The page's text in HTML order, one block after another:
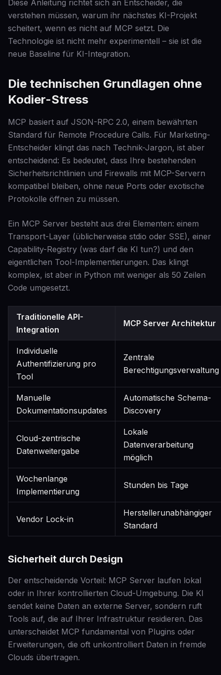
Diese Anleitung richtet sich an Entscheider, die
verstehen müssen, warum ihr nächstes KI-Projekt
scheitert, wenn es nicht auf MCP setzt. Die
Technologie ist nicht mehr experimentell – sie ist die
neue Baseline für KI-Integration.
Die technischen Grundlagen ohne
Kodier-Stress
MCP basiert auf JSON-RPC 2.0, einem bewährten
Standard für Remote Procedure Calls. Für Marketing-
Entscheider klingt das nach Technik-Jargon, ist aber
entscheidend: Es bedeutet, dass Ihre bestehenden
Sicherheitsrichtlinien und Firewalls mit MCP-Servern
kompatibel bleiben, ohne neue Ports oder exotische
Protokolle öffnen zu müssen.
Ein MCP Server besteht aus drei Elementen: einem
Transport-Layer (üblicherweise stdio oder SSE), einer
Capability-Registry (was darf die KI tun?) und den
eigentlichen Tool-Implementierungen. Das klingt
komplex, ist aber in Python mit weniger als 50 Zeilen
Code umgesetzt.
Traditionelle API-
Integration
MCP Server Architektur
Individuelle
Authentifizierung pro
Tool
Zentrale
Berechtigungsverwaltung
Manuelle
Dokumentationsupdates
Automatische Schema-
Discovery
Cloud-zentrische
Datenweitergabe
Lokale
Datenverarbeitung
möglich
Wochenlange
Implementierung
Stunden bis Tage
Vendor Lock-in
Herstellerunabhängiger
Standard
Sicherheit durch Design
Der entscheidende Vorteil: MCP Server laufen lokal
oder in Ihrer kontrollierten Cloud-Umgebung. Die KI
sendet keine Daten an externe Server, sondern ruft
Tools auf, die auf Ihrer Infrastruktur residieren. Das
unterscheidet MCP fundamental von Plugins oder
Erweiterungen, die oft unkontrolliert Daten in fremde
Clouds übertragen.